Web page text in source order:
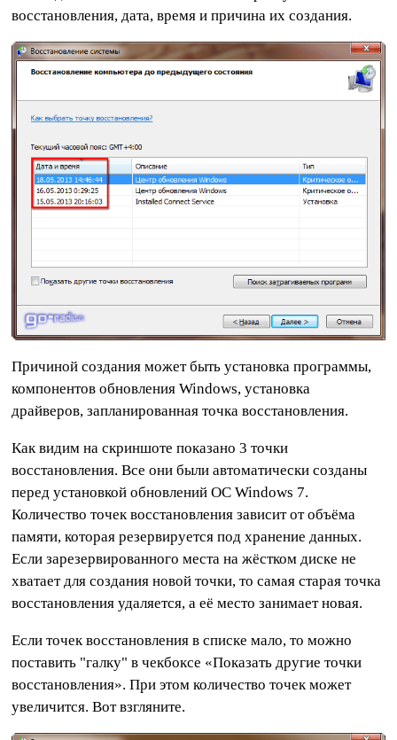
восстановления, дата, время и причина их создания.
Причиной создания может быть установка программы,
компонентов обновления Windows, установка
драйверов, запланированная точка восстановления.
Как видим на скриншоте показано 3 точки
восстановления. Все они были автоматически созданы
перед установкой обновлений ОС Windows 7.
Количество точек восстановления зависит от объёма
памяти, которая резервируется под хранение данных.
Если зарезервированного места на жёстком диске не
хватает для создания новой точки, то самая старая точка
восстановления удаляется, а её место занимает новая.
Если точек восстановления в списке мало, то можно
поставить "галку" в чекбоксе «Показать другие точки
восстановления». При этом количество точек может
увеличится. Вот взгляните.